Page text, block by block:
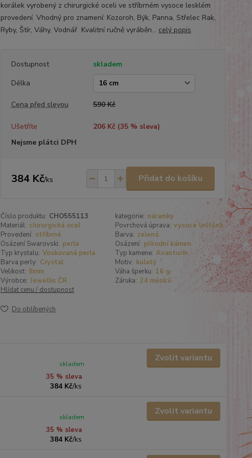
korálek vyrobený z chirurgické oceli ve stříbrném vysoce lesklém
provedení. Vhodný pro znamení: Kozoroh, Býk, Panna, Střelec Rak,
Ryby, Štír, Váhy, Vodnář Kvalitní ručně vyráběn... celý popis
Dostupnost
skladem
Délka
Cena před slevou 590 Kč
Ušetříte 206 Kč (35% sleva)
Nejsme plátci DPH
384 Kč/ks Přidat do košíku
Číslo produktu: CHO555113 kategorie: náramky
Materiál: chirurgická ocel Povrchová úprava: vysoce leštěná
Provedení: stříbrné Barva: zelená
Osázení Swarovski: perla Osázení: přírodní kámen
Typ krystalu: Voskovaná perla Typ kamene: Avanturín
Barva perly: Crystal Motiv: kulatý
Velikost: 8mm Váha šperku: 16 g
Výrobce: Jewellis ČR Záruka: 24 měsíců
Hlídat cenu / dostupnost
Do oblíbených
35 % sleva
384 Kč/ks
skladem
Zvolit variantu
35 % sleva
384 Kč/ks
skladem
Zvolit variantu